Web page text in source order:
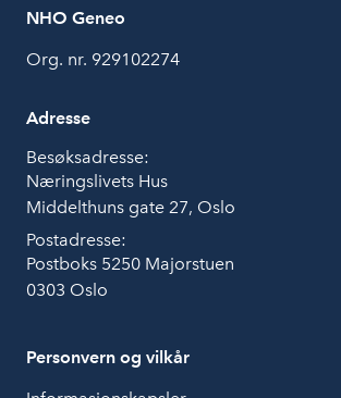
NHO Geneo
Org. nr. 929102274
Adresse
Besøksadresse:
Næringslivets Hus
Middelthuns gate 27, Oslo
Postadresse:
Postboks 5250 Majorstuen
0303 Oslo
Personvern og vilkår